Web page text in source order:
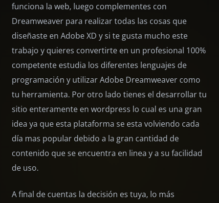
funciona la web, luego complementes con
Dreamweaver para realizar todas las cosas que
diseñaste en Adobe XD y si te gusta mucho este
trabajo y quieres convertirte en un profesional 100%
competente estudia los diferentes lenguajes de
programación y utilizar Adobe Dreamweaver como
tu herramienta. Por otro lado tienes el desarrollar tu
sitio enteramente en wordpress lo cual es una gran
idea ya que esta plataforma se esta volviendo cada
día mas popular debido a la gran cantidad de
contenido que se encuentra en linea y a su facilidad
de uso.
A final de cuentas la decisión es tuya, lo más